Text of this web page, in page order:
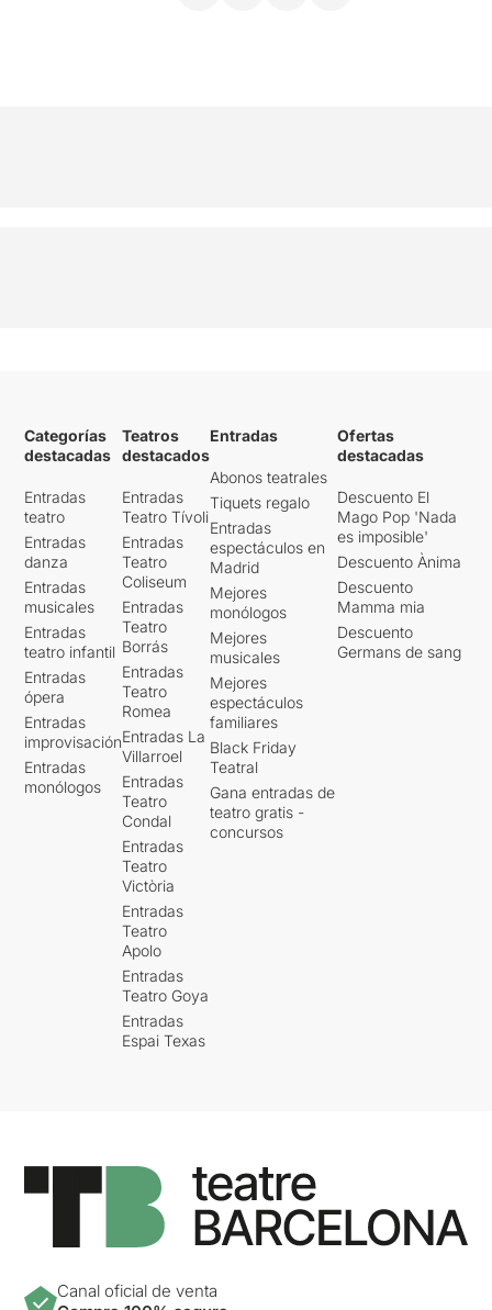
Categorías
destacadas
Entradas
teatro
Entradas
danza
Entradas
musicales
Entradas
teatro infantil
Entradas
ópera
Entradas
improvisación
Entradas
monólogos
Teatros
destacados
Entradas
Teatro Tívoli
Entradas
Teatro
Coliseum
Entradas
Teatro
Borrás
Entradas
Teatro
Romea
Entradas La
Villarroel
Entradas
Teatro
Condal
Entradas
Teatro
Victòria
Entradas
Teatro
Apolo
Entradas
Teatro Goya
Entradas
Espai Texas
Entradas
Abonos teatrales
Tiquets regalo
Entradas
espectáculos en
Madrid
Mejores
monólogos
Mejores
musicales
Mejores
espectáculos
familiares
Black Friday
Teatral
Gana entradas de
teatro gratis -
concursos
Ofertas
destacadas
Descuento El
Mago Pop 'Nada
es imposible'
Descuento Ànima
Descuento
Mamma mia
Descuento
Germans de sang
Canal oficial de venta